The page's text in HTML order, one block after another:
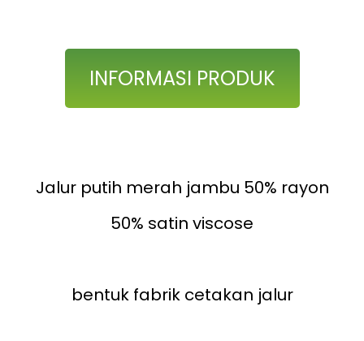
INFORMASI PRODUK
Jalur putih merah jambu 50% rayon
50% satin viscose
bentuk fabrik cetakan jalur